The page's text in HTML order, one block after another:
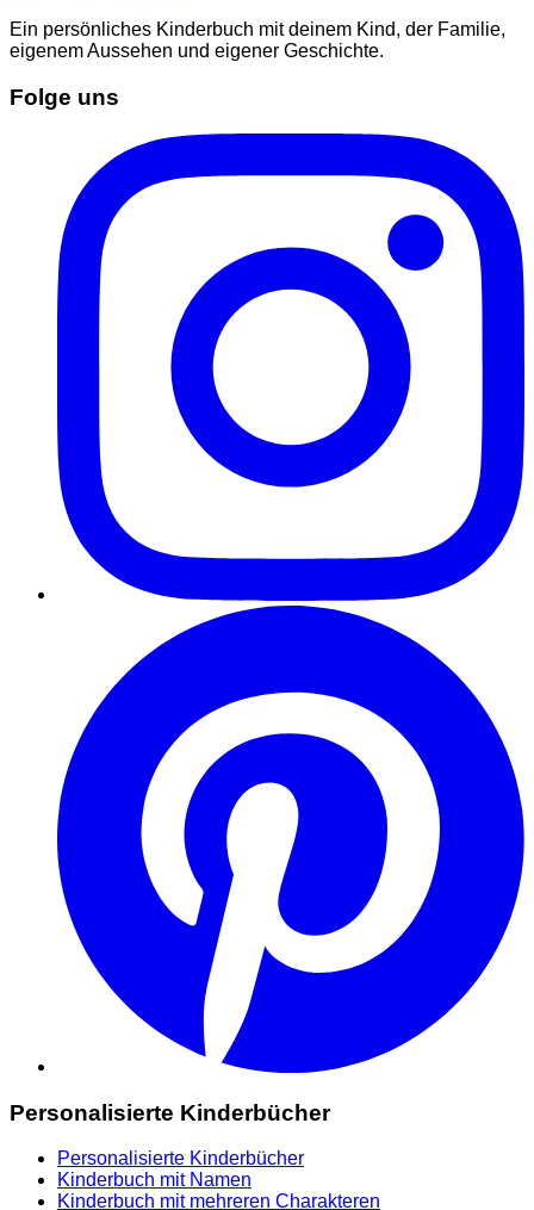
Ein persönliches Kinderbuch mit deinem Kind, der Familie,
eigenem Aussehen und eigener Geschichte.
Folge uns
Personalisierte Kinderbücher
Personalisierte Kinderbücher
Kinderbuch mit Namen
Kinderbuch mit mehreren Charakteren